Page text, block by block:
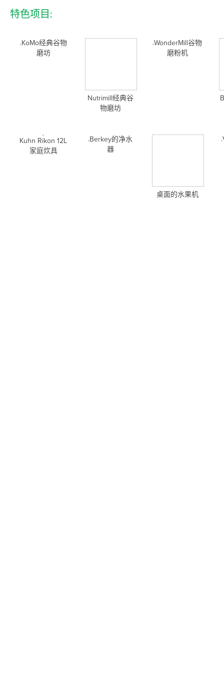
特色项目:
KoMo经典谷物
磨坊
Nutrimill经典谷
物磨坊
WonderMill谷物
磨粉机
Kuhn Rikon 12L
家庭炊具
Berkey的净水
器
桌面的水果机